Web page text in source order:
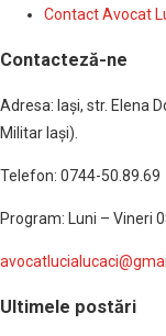
Contact Avocat
Contacteză-ne
Adresa: Iaşi, str. Elena
Militar Iaşi).
Telefon: 0744-50.89.69
Program: Luni – Vineri
Ultimele postări